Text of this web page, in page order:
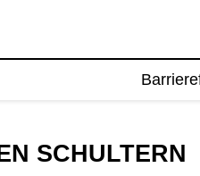
SCHULTERN